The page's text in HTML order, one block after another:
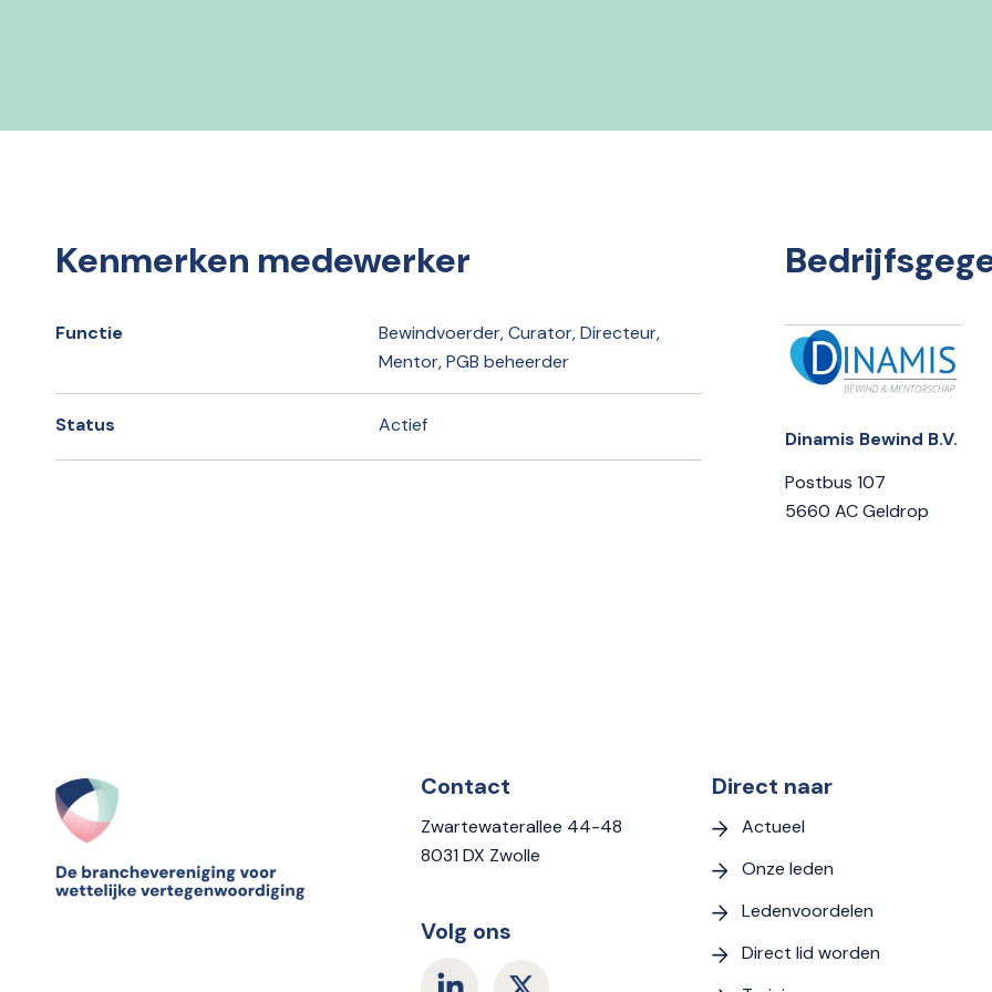
Kenmerken medewerker
Functie
Bewindvoerder, Curator, Directeur,
Mentor, PGB beheerder
Status Actief
Dinamis Bewind B.V.
Postbus 107
5660 AC Geldrop
Contact
Zwartewaterallee 44-48
8031 DX Zwolle
Volg ons
Direct naar
Actueel
Onze leden
Ledenvoordelen
Direct lid worden